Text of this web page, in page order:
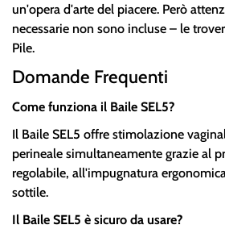
un'opera d'arte del piacere. Però
necessarie non sono incluse – le
Pile.
Domande Frequenti
Come funziona il Baile SEL5?
Il Baile SEL5 offre stimolazione
perineale simultaneamente grazie al
regolabile, all'impugnatura
sottile.
Il Baile SEL5 è sicuro da usare?